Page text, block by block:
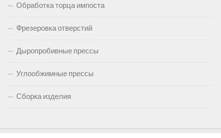
Обработка торца импоста
Фрезеровка отверстий
Дыропробивные прессы
Углообжимные прессы
Сборка изделия